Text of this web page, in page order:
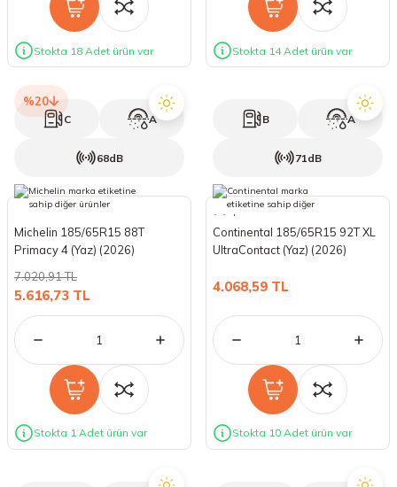
Stokta 18 Adet ürün var Stokta 14 Adet ürün var
%20
C A
68dB
Michelin 185/65R15 88T
Primacy 4 (Yaz) (2026)
5.616,73 TL
7.020,91 TL
Stokta 1 Adet ürün var
B A
71dB
Continental 185/65R15 92T XL
UltraContact (Yaz) (2026)
4.068,59 TL
Stokta 10 Adet ürün var